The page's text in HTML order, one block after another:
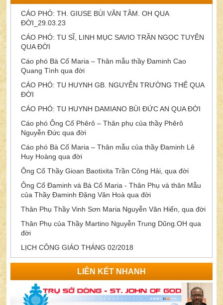
CÁO PHÓ: TH. GIUSE BÙI VĂN TÂM. OH QUA
ĐỜI_29.03.23
CÁO PHÓ: TU SĨ, LINH MỤC SAVIO TRẦN NGỌC TUYÊN
QUA ĐỜI
Cáo phó Bà Cố Maria – Thân mẫu thầy Đaminh Cao
Quang Tình qua đời
CÁO PHÓ: TU HUYNH GB. NGUYỄN TRƯỜNG THẾ QUA
ĐỜI
CÁO PHÓ: TU HUYNH DAMIANO BÙI ĐỨC AN QUA ĐỜI
Cáo phó Ông Cố Phêrô – Thân phụ của thầy Phêrô
Nguyễn Đức qua đời
Cáo phó Bà Cố Maria – Thân mẫu của thầy Đaminh Lê
Huy Hoàng qua đời
Ông Cố Thầy Gioan Baotixita Trần Công Hải, qua đời
Ông Cố Đaminh và Bà Cố Maria - Thân Phụ và thân Mẫu
của Thầy Đaminh Đặng Văn Hoà qua đời
Thân Phụ Thầy Vinh Sơn Maria Nguyễn Văn Hiển, qua đời
Thân Phụ của Thầy Martino Nguyễn Trung Dũng.OH qua
đời
LỊCH CÔNG GIÁO THÁNG 02/2018
LIÊN KẾT NHANH